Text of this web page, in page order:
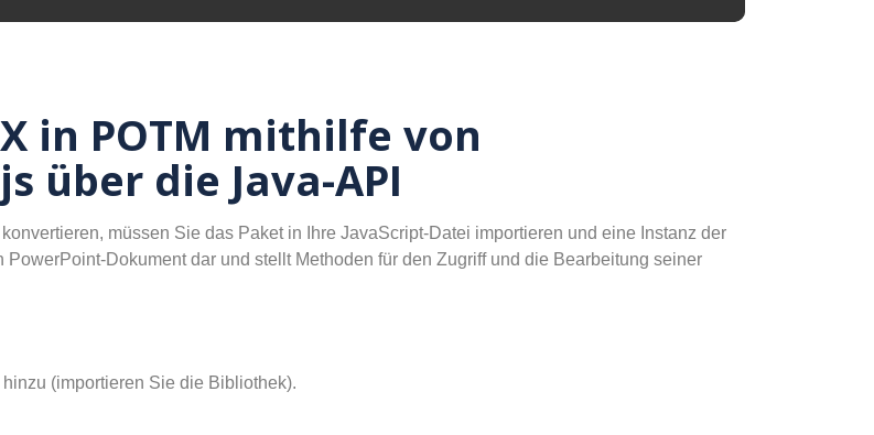
in POTM mithilfe von
über die Java-API
müssen Sie das Paket in Ihre JavaScript-Datei importieren und eine Instanz der
Dokument dar und stellt Methoden für den Zugriff und die Bearbeitung seiner
(importieren Sie die Bibliothek).